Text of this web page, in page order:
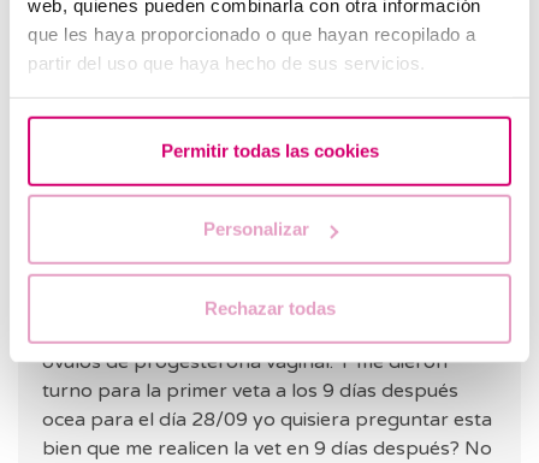
web, quienes pueden combinarla con otra información
que les haya proporcionado o que hayan recopilado a
partir del uso que haya hecho de sus servicios.
Permitir todas las cookies
Personalizar
Rechazar todas
Florencia jimena Colautti
Hola buenas noches quisiera compartir que el día
19/09 tuve mi segunda transferencia pero esta
vez me transfirieron al utero un blastocisto en día
5 . Lo hicimos con siclo natural el cual me dieron
solo una inyección ovidrel que me coloque un solo
óvulos de progesterona vaginal. Y me dieron
turno para la primer veta a los 9 días después
ocea para el día 28/09 yo quisiera preguntar esta
bien que me realicen la vet en 9 días después? No